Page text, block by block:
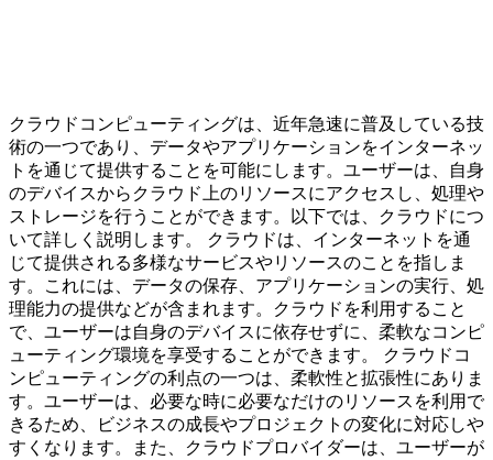
クラウドコンピューティングは、近年急速に普及している技
術の一つであり、データやアプリケーションをインターネッ
トを通じて提供することを可能にします。ユーザーは、自身
のデバイスからクラウド上のリソースにアクセスし、処理や
ストレージを行うことができます。以下では、クラウドにつ
いて詳しく説明します。 クラウドは、インターネットを通
じて提供される多様なサービスやリソースのことを指しま
す。これには、データの保存、アプリケーションの実行、処
理能力の提供などが含まれます。クラウドを利用すること
で、ユーザーは自身のデバイスに依存せずに、柔軟なコンピ
ューティング環境を享受することができます。 クラウドコ
ンピューティングの利点の一つは、柔軟性と拡張性にありま
す。ユーザーは、必要な時に必要なだけのリソースを利用で
きるため、ビジネスの成長やプロジェクトの変化に対応しや
すくなります。また、クラウドプロバイダーは、ユーザーが